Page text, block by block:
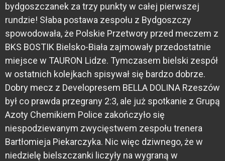
bydgoszczanek za trzy punkty w całej pierwszej
rundzie! Słaba postawa zespołu z Bydgoszczy
spowodowała, że Polskie Przetwory przed meczem z
BKS BOSTIK Bielsko-Biała zajmowały przedostatnie
miejsce w TAURON Lidze. Tymczasem bielski zespół
w ostatnich kolejkach spisywał się bardzo dobrze.
Dobry mecz z Developresem BELLA DOLINA Rzeszów
był co prawda przegrany 2:3, ale już spotkanie z Grupą
Azoty Chemikiem Police zakończyło się
niespodziewanym zwycięstwem zespołu trenera
Bartłomieja Piekarczyka. Nic więc dziwnego, że w
niedzielę bielszczanki liczyły na wygraną w